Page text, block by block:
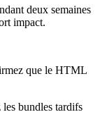
deux semaines
impact.
que le HTML
bundles tardifs